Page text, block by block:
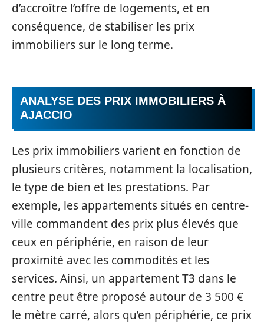
d’accroître l’offre de logements, et en
conséquence, de stabiliser les prix
immobiliers sur le long terme.
ANALYSE DES PRIX IMMOBILIERS À
AJACCIO
Les prix immobiliers varient en fonction de
plusieurs critères, notamment la localisation,
le type de bien et les prestations. Par
exemple, les appartements situés en centre-
ville commandent des prix plus élevés que
ceux en périphérie, en raison de leur
proximité avec les commodités et les
services. Ainsi, un appartement T3 dans le
centre peut être proposé autour de 3 500 €
le mètre carré, alors qu’en périphérie, ce prix